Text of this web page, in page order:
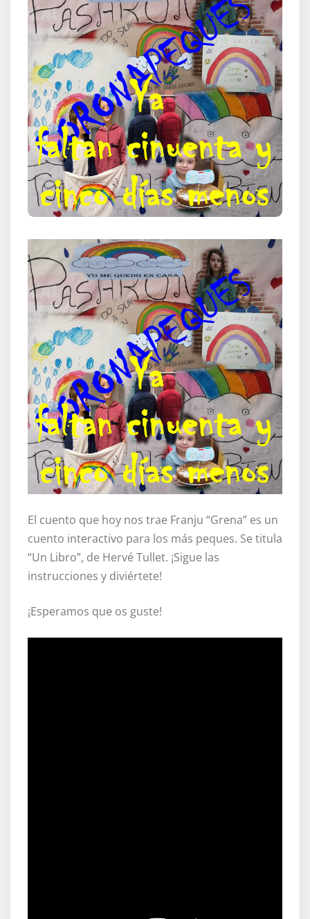
El cuento que hoy nos trae Franju “Grena” es un
cuento interactivo para los más peques. Se titula
“Un Libro”, de Hervé Tullet. ¡Sigue las
instrucciones y diviértete!
¡Esperamos que os guste!